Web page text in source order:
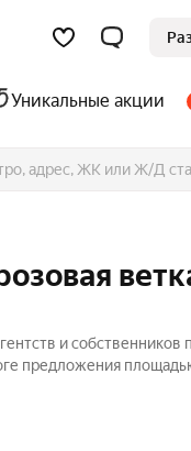
Уникальные акции
и собственников
предложения